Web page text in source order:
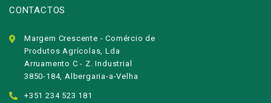
CONTACTOS
Margem Crescente - Comércio de
Produtos Agrícolas, Lda
Arruamento C - Z. Industrial
3850-184, Albergaria-a-Velha
+351 234 523 181